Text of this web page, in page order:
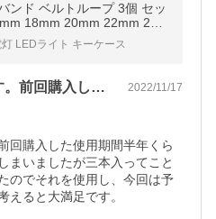
ンド ベルトループ 3個 セッ
18mm 20mm 22mm 24m
LEDライト キーケース
リピート購入となります。前回購入した使… 2022/11/17
回購入した使用期間半年くら
まいましたが三本入ってこと
のでそれを使用し、今回は予
えると大満足です。